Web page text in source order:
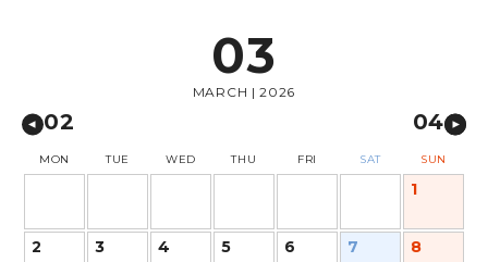
03
MARCH | 2026
02 04
MON TUE WED THU FRI SAT SUN
1
2 3 4 5 6 7 8